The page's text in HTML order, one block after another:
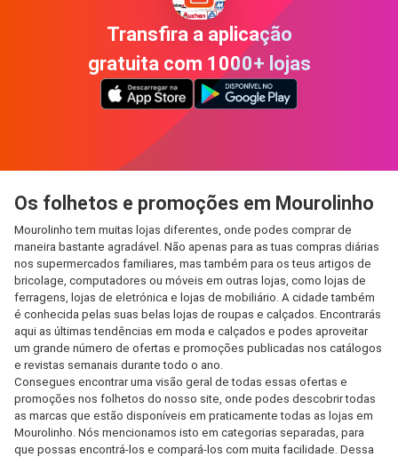
Transfira a aplicação
gratuita com 1000+ lojas
Os folhetos e promoções em Mourolinho
Mourolinho tem muitas lojas diferentes, onde podes comprar de
maneira bastante agradável. Não apenas para as tuas compras diárias
nos supermercados familiares, mas também para os teus artigos de
bricolage, computadores ou móveis em outras lojas, como lojas de
ferragens, lojas de eletrónica e lojas de mobiliário. A cidade também
é conhecida pelas suas belas lojas de roupas e calçados. Encontrarás
aqui as últimas tendências em moda e calçados e podes aproveitar
um grande número de ofertas e promoções publicadas nos catálogos
e revistas semanais durante todo o ano.
Consegues encontrar uma visão geral de todas essas ofertas e
promoções nos folhetos do nosso site, onde podes descobrir todas
as marcas que estão disponíveis em praticamente todas as lojas em
Mourolinho. Nós mencionamos isto em categorias separadas, para
que possas encontrá-los e compará-los com muita facilidade. Dessa